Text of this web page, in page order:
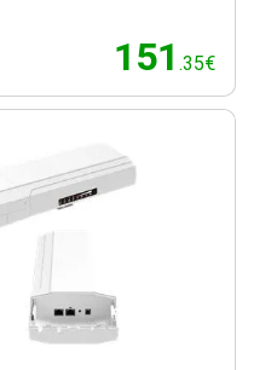
151 .35€